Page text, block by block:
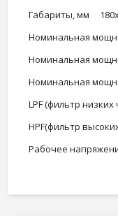
Габариты, мм
Номинальная
Номинальная
Номинальная
LPF (фильтр
HPF(фильтр
Рабочее